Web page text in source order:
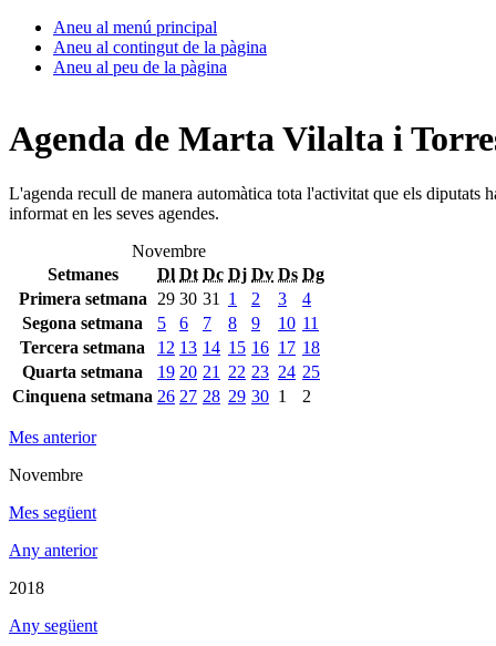
Aneu al menú principal
Aneu al contingut de la pàgina
Aneu al peu de la pàgina
Agenda de Marta Vilalta i
L'agenda recull de manera automàtica tota l'activitat que els diputats
informat en les seves agendes.
Novembre
Setmanes
Dl Dt Dc Dj Dv Ds Dg
Primera setmana
29 30 31 1 2 3
4
Segona setmana
5 6 7 8 9 10 11
Tercera setmana
12 13 14 15 16 17 18
Quarta setmana
19 20 21 22 23 24 25
Cinquena setmana 26 27 28 29 30 1 2
Mes anterior
Novembre
Mes següent
Any anterior
2018
Any següent